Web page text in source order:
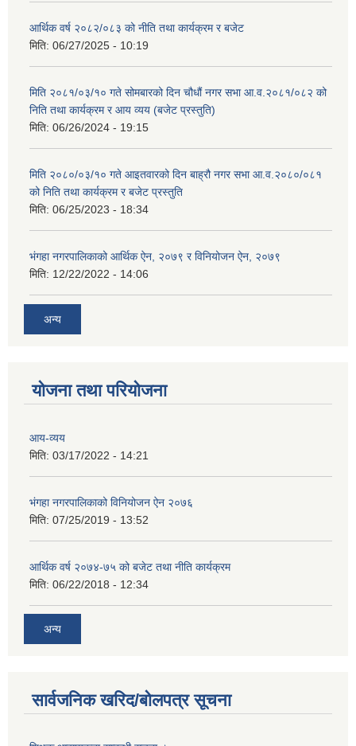
आर्थिक वर्ष २०८२/०८३ को नीति तथा कार्यक्रम र बजेट
मिति: 06/27/2025 - 10:19
मिति २०८१/०३/१० गते सोमबारको दिन चौधौं नगर सभा आ.व.२०८१/०८२ को
निति तथा कार्यक्रम र आय व्यय (बजेट प्रस्तुति)
मिति: 06/26/2024 - 19:15
मिति २०८०/०३/१० गते आइतवारको दिन बाह्रौ नगर सभा आ.व.२०८०/०८१
को निति तथा कार्यक्रम र बजेट प्रस्तुति
मिति: 06/25/2023 - 18:34
भंगहा नगरपालिकाको आर्थिक ऐन, २०७९ र विनियोजन ऐन, २०७९
मिति: 12/22/2022 - 14:06
अन्य
योजना तथा परियोजना
आय-व्यय
मिति: 03/17/2022 - 14:21
भंगहा नगरपालिकाको विनियोजन ऐन २०७६
मिति: 07/25/2019 - 13:52
आर्थिक वर्ष २०७४-७५ को बजेट तथा नीति कार्यक्रम
मिति: 06/22/2018 - 12:34
अन्य
सार्वजनिक खरिद/बोलपत्र सूचना